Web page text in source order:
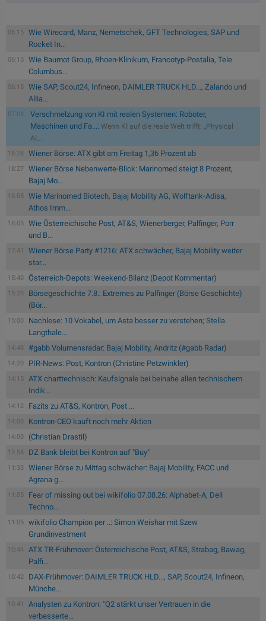
06:15
Wie Wirecard, Manz, Nemetschek, GFT Technologies, SAP und
Rocket In...
06:15
Wie Baumot Group, Rhoen-Klinikum, Francotyp-Postalia, Tele
Columbus...
06:15
Wie SAP, Scout24, Infineon, DAIMLER TRUCK HLD..., Zalando und
Allia...
07.08.
Verschmelzung von KI mit realen Systemen: Roboter,
Maschinen und Fa...: Wenn KI auf die reale Welt trifft: „Physical
AI...
18:28 Wiener Börse: ATX gibt am Freitag 1,36 Prozent ab
18:27
Wiener Börse Nebenwerte-Blick: Marinomed steigt 8 Prozent,
Bajaj Mo...
18:05
Wie Marinomed Biotech, Bajaj Mobility AG, Wolftank-Adisa,
Athos Imm...
18:05
Wie Österreichische Post, AT&S, Wienerberger, Palfinger, Porr
und B...
17:41
Wiener Börse Party #1216: ATX schwächer, Bajaj Mobility weiter
star...
15:40 Österreich-Depots: Weekend-Bilanz (Depot Kommentar)
15:20
Börsegeschichte 7.8.: Extremes zu Palfinger (Börse Geschichte)
(Bör...
15:00
Nachlese: 10 Vokabel, um Asta besser zu verstehen; Stella
Langthale...
14:40 #gabb Volumensradar: Bajaj Mobility, Andritz (#gabb Radar)
14:20 PIR-News: Post, Kontron (Christine Petzwinkler)
14:15
ATX charttechnisch: Kaufsignale bei beinahe allen technischem
Indik...
14:12 Fazits zu AT&S, Kontron, Post ...
14:00 Kontron-CEO kauft noch mehr Aktien
14:00 (Christian Drastil)
13:58 DZ Bank bleibt bei Kontron auf "Buy"
11:33
Wiener Börse zu Mittag schwächer: Bajaj Mobility, FACC und
Agrana g...
11:05
Fear of missing out bei wikifolio 07.08.26: Alphabet-A, Dell
Techno...
11:05
wikifolio Champion per ..: Simon Weishar mit Szew
Grundinvestment
10:44
ATX TR-Frühmover: Österreichische Post, AT&S, Strabag, Bawag,
Palfi...
10:42
DAX-Frühmover: DAIMLER TRUCK HLD..., SAP, Scout24, Infineon,
Münche...
10:41
Analysten zu Kontron: "Q2 stärkt unser Vertrauen in die
verbesserte...